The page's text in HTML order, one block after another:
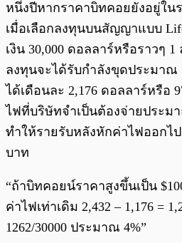
หนึ่งปีหากราคาบิทคอยยังอยู่ในร
เมื่อเลือกลงทุนบนสัญญาแบบ
เงิน 30,000 ดอลลาร์หรือราวๆ
ลงทุนจะได้รับกำลังขุดประมาณ
ได้เดือนละ 2,176 ดอลลาร์หรือ
ไฟที่บริษัทจำเป็นต้องจ่ายประม
ทำให้รายรับหลังหักค่าไฟออกไ
บาท
“ถ้าบิทคอยน์ราคาสูงขึ้นเป็น
ค่าไฟเท่าเดิม 2,432 – 1,176 =
1262/30000 ประมาณ 4%”